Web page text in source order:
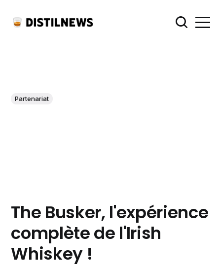
Partenariat
The Busker, l'expérience
complète de l'Irish
Whiskey !